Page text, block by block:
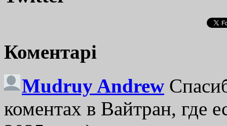
Коментарі
Mudruy Andrew
коментах в Вайтран, где